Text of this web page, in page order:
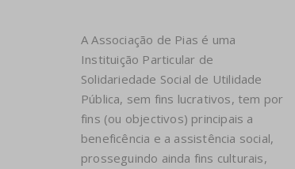
A Associação de Pias é uma
Instituição Particular de
Solidariedade Social de Utilidade
Pública, sem fins lucrativos, tem por
fins (ou objectivos) principais a
beneficência e a assistência social,
prosseguindo ainda fins culturais,